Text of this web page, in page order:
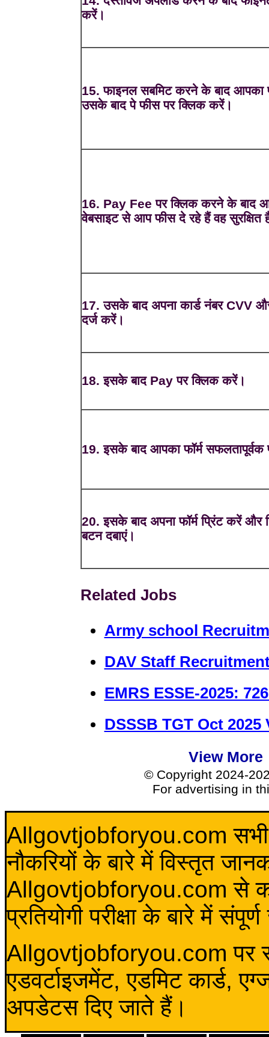
करें।
15. फाइनल सबमिट करने के बाद आपका
उसके बाद पे फीस पर क्लिक करें।
16. Pay Fee पर क्लिक करने के बाद
वेबसाइट से आप फीस दे रहे हैं वह सुरक्षित
17. उसके बाद अपना कार्ड नंबर CVV और
दर्ज करें।
18. इसके बाद Pay पर क्लिक करें।
19. इसके बाद आपका फॉर्म सफलतापूर्वक
20. इसके बाद अपना फॉर्म प्रिंट करें और
बटन दबाएं।
Related Jobs
Army school
DAV Staff
EMRS ESSE-2025:
DSSSB TGT Oct
View More
© Copyright 2024-
For advertising in
Allgovtjobforyou.com सभी
नौकरियों के बारे में विस्तृत
Allgovtjobforyou.com से कोई
प्रतियोगी परीक्षा के बारे में
Allgovtjobforyou.com पर
एडवर्टाइजमेंट, एडमिट कार्ड,
अपडेटस दिए जाते हैं।